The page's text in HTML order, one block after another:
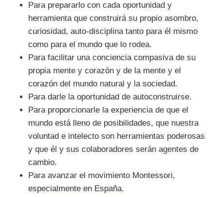
Para prepararlo con cada oportunidad y
herramienta que construirá su propio asombro,
curiosidad, auto-disciplina tanto para él mismo
como para el mundo que lo rodea.
Para facilitar una conciencia compasiva de su
propia mente y corazón y de la mente y el
corazón del mundo natural y la sociedad.
Para darle la oportunidad de autoconstruirse.
Para proporcionarle la experiencia de que el
mundo está lleno de posibilidades, que nuestra
voluntad e intelecto son herramientas poderosas
y que él y sus colaboradores serán agentes de
cambio.
Para avanzar el movimiento Montessori,
especialmente en España.